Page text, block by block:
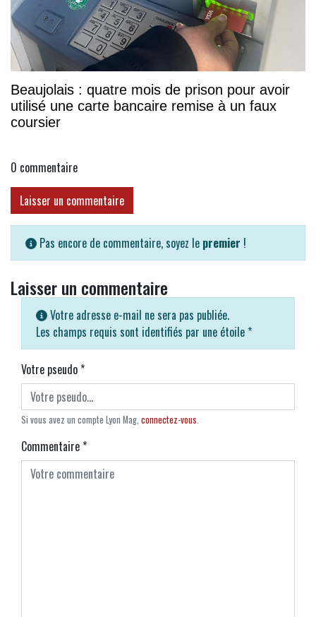
Beaujolais : quatre mois de prison pour avoir
utilisé une carte bancaire remise à un faux
coursier
0 commentaire
Laisser un commentaire
Pas encore de commentaire, soyez le premier !
Laisser un commentaire
Votre adresse e-mail ne sera pas publiée.
Les champs requis sont identifiés par une étoile *
Votre pseudo*
Si vous avez un compte Lyon Mag, connectez-vous
Commentaire*